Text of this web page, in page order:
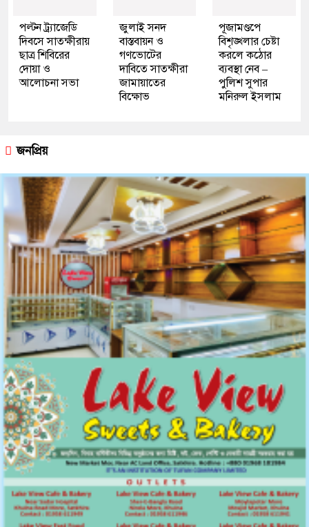
পল্টন ট্র্যাজেডি
দিবসে সাতক্ষীরায়
ছাত্র শিবিরের
দোয়া ও
আলোচনা সভা
জুলাই সনদ
বাস্তবায়ন ও
গণভোটের
দাবিতে সাতক্ষীরা
জামায়াতের
বিক্ষোভ
পূজামণ্ডপে
বিশৃঙ্খলার চেষ্টা
করলে কঠোর
ব্যবস্থা নেব –
পুলিশ সুপার
মনিরুল ইসলাম
জনপ্রিয়